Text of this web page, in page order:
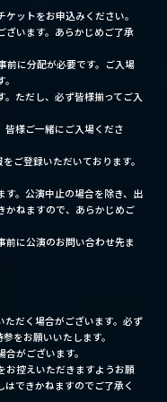
ットをお申込みください。
ざいます。あらかじめご了承
前に分配が必要です。ご入場
ただし、必ず皆様揃ってご入
皆様ご一緒にご入場くださ
ご登録いただいております。
す。公演中止の場合を除き、出
かねますので、あらかじめご
前に公演のお問い合わせ先ま
ただく場合がございます。必ず
をお願いいたします。
がございます。
お控えいただきますようお願
できかねますのでご了承く